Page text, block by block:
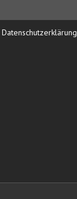
Datenschutzerklärung